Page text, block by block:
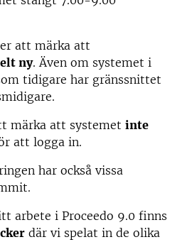
att märka att
ny. Även om systemet i
tidigare har gränssnittet
märka att systemet inte
att logga in.
har också vissa
arbete i Proceedo 9.0 finns
där vi spelat in de olika